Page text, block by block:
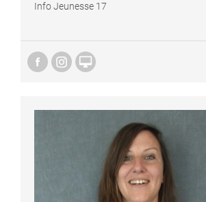
Info Jeunesse 17
